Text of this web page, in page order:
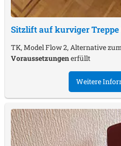
Sitzlift auf kurviger Treppe
TK, Model Flow 2, Alternative
Voraussetzungenerfüllt
Weitere